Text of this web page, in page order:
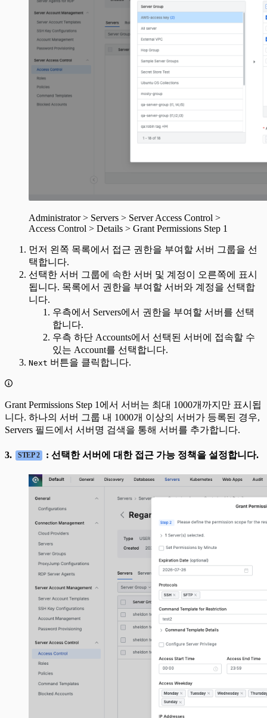
Administrator > Servers > Server Access Control >
Access Control > Details > Grant Permissions Step 1
먼저 왼쪽 목록에서 접근 권한을 부여할 서버 그룹을 선
택합니다.
선택한 서버 그룹에 속한 서버 및 계정이 오른쪽에 표시
됩니다. 목록에서 권한을 부여할 서버와 계정을 선택합
니다.
우측에서 Servers에서 권한을 부여할 서버를 선택
합니다.
우측 하단 Accounts에서 선택된 서버에 접속할 수
있는 Account를 선택합니다.
Next 버튼을 클릭합니다.
Grant Permissions Step 1에서 서버는 최대 1000개까지만 표시됩
니다. 하나의 서버 그룹 내 1000개 이상의 서버가 등록된 경우,
Servers 필드에서 서버명 검색을 통해 서버를 추가합니다.
3. STEP 2 : 선택한 서버에 대한 접근 가능 정책을 설정합니다.